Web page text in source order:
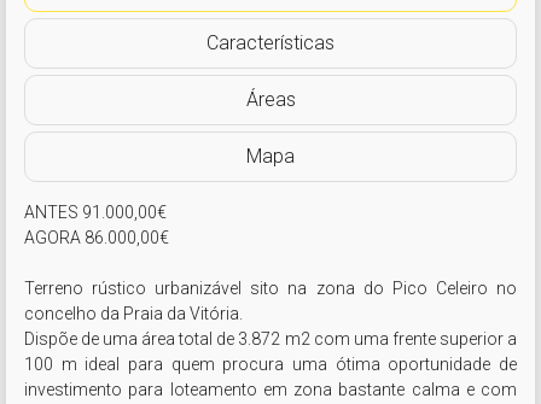
Características
Áreas
Mapa
ANTES 91.000,00€
AGORA 86.000,00€
Terreno rústico urbanizável sito na zona do Pico Celeiro no
concelho da Praia da Vitória.
Dispõe de uma área total de 3.872 m2 com uma frente superior a
100 m ideal para quem procura uma ótima oportunidade de
investimento para loteamento em zona bastante calma e com